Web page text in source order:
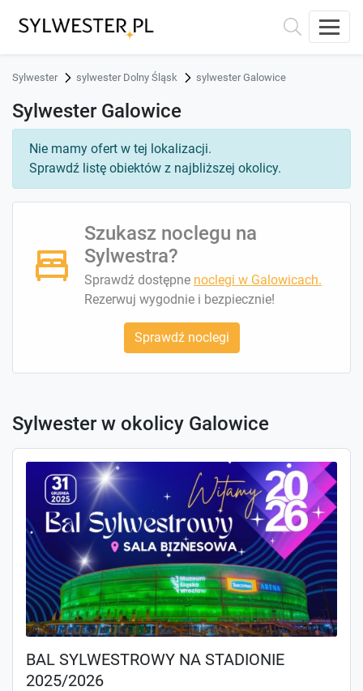
Sylwester sylwester Dolny Śląsk sylwester Galowice
Sylwester Galowice
Nie mamy ofert w tej lokalizacji.
Sprawdź listę obiektów z najbliższej okolicy.
Szukasz noclegu na
Sylwestra?
Sprawdź dostępne noclegi w Galowicach.
Rezerwuj wygodnie i bezpiecznie!
Sprawdź noclegi
Sylwester w okolicy Galowice
BAL SYLWESTROWY NA STADIONIE
2025/2026